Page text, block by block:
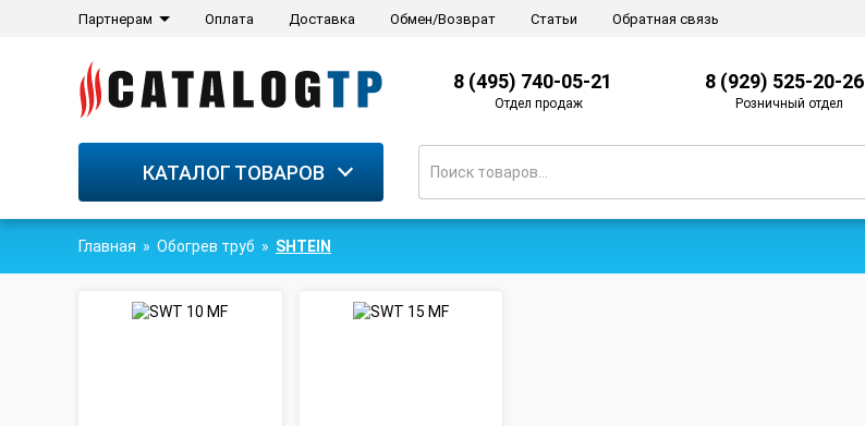
Партнерам Оплата Доставка Обмен/Возврат Статьи Обратная связь
8 (495) 740-05-21
Отдел продаж
8 (929) 525-20-26
Розничный отдел
КАТАЛОГ ТОВАРОВ
Главная Обогрев труб SHTEIN